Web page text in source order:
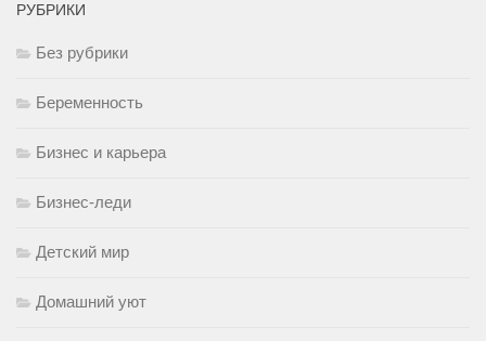
РУБРИКИ
Без рубрики
Беременность
Бизнес и карьера
Бизнес-леди
Детский мир
Домашний уют